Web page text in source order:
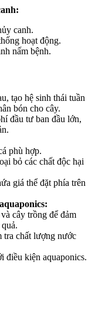
canh.
hoạt động.
nấm bệnh.
tạo hệ sinh thái tuần
bón cho cây.
đầu tư ban đầu lớn,
phù hợp.
bỏ các chất độc hại
giá thể đặt phía trên
cây trồng để đảm
tra chất lượng nước
điều kiện aquaponics.